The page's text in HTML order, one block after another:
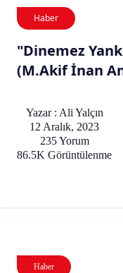
Haber
"Dinemez
(M.Akif İnan
Yazar : Ali Yalçın
12 Aralık, 2023
235 Yorum
86.5K Görüntülenme
Haber